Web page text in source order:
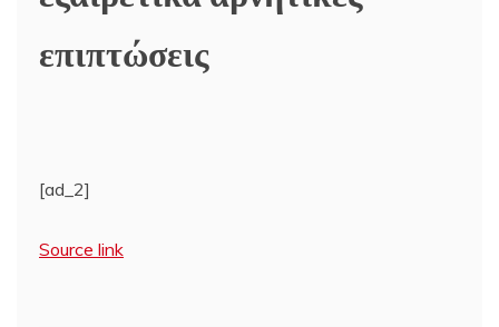
επιπτώσεις
[ad_2]
Source link